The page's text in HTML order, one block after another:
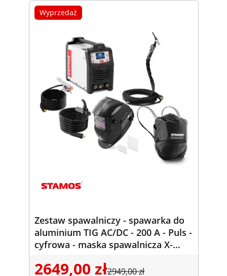
Wyprzedaż
Zestaw spawalniczy - spawarka do
aluminium TIG AC/DC - 200 A - Puls -
cyfrowa - maska spawalnicza X-
2649,00 zł2949,00 zł